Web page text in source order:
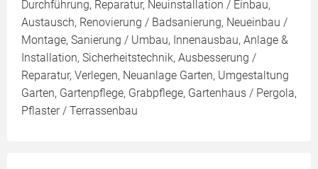
Durchführung, Reparatur, Neuinstallation / Einbau,
Austausch, Renovierung / Badsanierung, Neueinbau /
Montage, Sanierung / Umbau, Innenausbau, Anlage &
Installation, Sicherheitstechnik, Ausbesserung /
Reparatur, Verlegen, Neuanlage Garten, Umgestaltung
Garten, Gartenpflege, Grabpflege, Gartenhaus / Pergola,
Pflaster / Terrassenbau